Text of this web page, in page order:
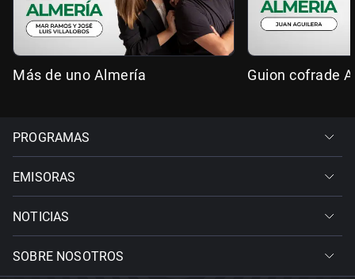
Más de uno Almería Guion cofrade
PROGRAMAS
EMISORAS
NOTICIAS
SOBRE NOSOTROS